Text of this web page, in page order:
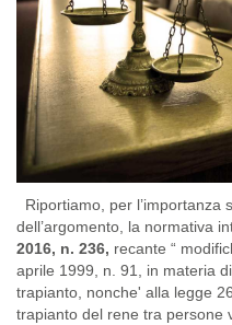
Riportiamo, per l’importanza
dell’argomento, la normativa
2016, n. 236, recante “
aprile 1999, n. 91, in materia
trapianto, nonche' alla legge
trapianto del rene tra persone